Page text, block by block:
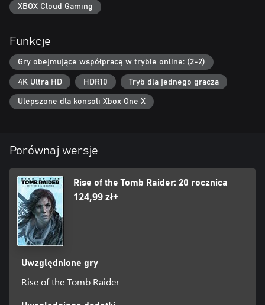
XBOX Cloud Gaming
Funkcje
Gry obejmujące współpracę w trybie online: (2-2)
4K Ultra HD HDR10 Tryb dla jednego gracza
Ulepszone dla konsoli Xbox One X
Porównaj wersje
Rise of the Tomb Raider: 20 rocznica
124,99 zł+
Uwzględnione gry
Rise of the Tomb Raider